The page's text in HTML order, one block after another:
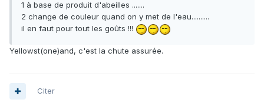
1 à base de produit d'abeilles .......
2 change de couleur quand on y met de l'eau..........
il en faut pour tout les goûts !!!
Yellowst(one)and, c'est la chute assurée.
Citer